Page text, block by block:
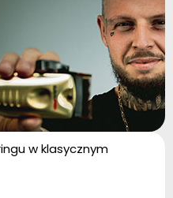
w klasycznym